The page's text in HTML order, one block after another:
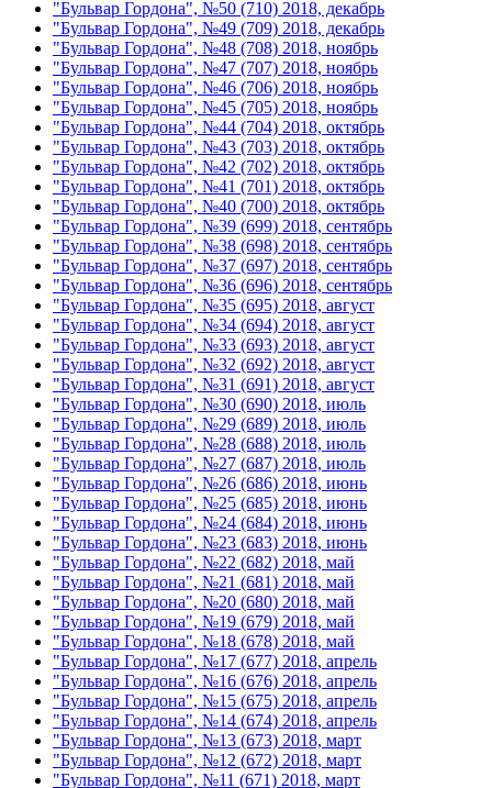
"Бульвар Гордона", №50 (710) 2018, декабрь
"Бульвар Гордона", №49 (709) 2018, декабрь
"Бульвар Гордона", №48 (708) 2018, ноябрь
"Бульвар Гордона", №47 (707) 2018, ноябрь
"Бульвар Гордона", №46 (706) 2018, ноябрь
"Бульвар Гордона", №45 (705) 2018, ноябрь
"Бульвар Гордона", №44 (704) 2018, октябрь
"Бульвар Гордона", №43 (703) 2018, октябрь
"Бульвар Гордона", №42 (702) 2018, октябрь
"Бульвар Гордона", №41 (701) 2018, октябрь
"Бульвар Гордона", №40 (700) 2018, октябрь
"Бульвар Гордона", №39 (699) 2018, сентябрь
"Бульвар Гордона", №38 (698) 2018, сентябрь
"Бульвар Гордона", №37 (697) 2018, сентябрь
"Бульвар Гордона", №36 (696) 2018, сентябрь
"Бульвар Гордона", №35 (695) 2018, август
"Бульвар Гордона", №34 (694) 2018, август
"Бульвар Гордона", №33 (693) 2018, август
"Бульвар Гордона", №32 (692) 2018, август
"Бульвар Гордона", №31 (691) 2018, август
"Бульвар Гордона", №30 (690) 2018, июль
"Бульвар Гордона", №29 (689) 2018, июль
"Бульвар Гордона", №28 (688) 2018, июль
"Бульвар Гордона", №27 (687) 2018, июль
"Бульвар Гордона", №26 (686) 2018, июнь
"Бульвар Гордона", №25 (685) 2018, июнь
"Бульвар Гордона", №24 (684) 2018, июнь
"Бульвар Гордона", №23 (683) 2018, июнь
"Бульвар Гордона", №22 (682) 2018, май
"Бульвар Гордона", №21 (681) 2018, май
"Бульвар Гордона", №20 (680) 2018, май
"Бульвар Гордона", №19 (679) 2018, май
"Бульвар Гордона", №18 (678) 2018, май
"Бульвар Гордона", №17 (677) 2018, апрель
"Бульвар Гордона", №16 (676) 2018, апрель
"Бульвар Гордона", №15 (675) 2018, апрель
"Бульвар Гордона", №14 (674) 2018, апрель
"Бульвар Гордона", №13 (673) 2018, март
"Бульвар Гордона", №12 (672) 2018, март
"Бульвар Гордона", №11 (671) 2018, март